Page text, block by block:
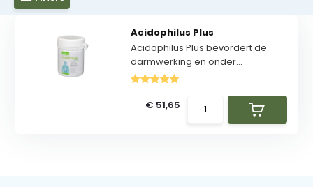
Acidophilus Plus
Acidophilus Plus bevordert de
darmwerking en onder...
€ 51,65